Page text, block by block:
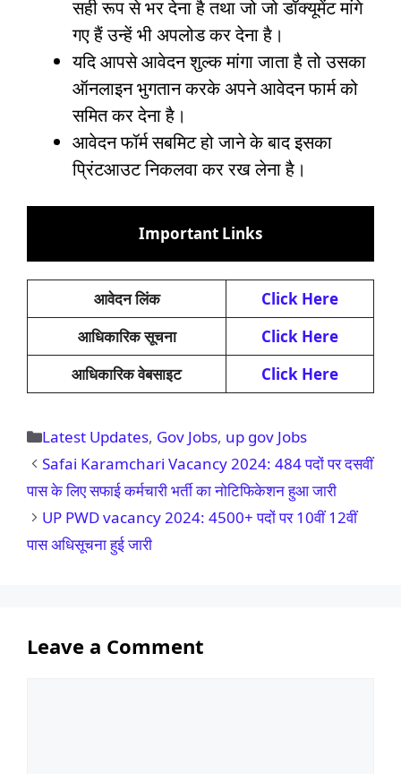
सही रूप से भर देना है तथा जो जो डॉक्यूमेंट मांगे
गए हैं उन्हें भी अपलोड कर देना है।
यदि आपसे आवेदन शुल्क मांगा जाता है तो उसका
ऑनलाइन भुगतान करके अपने आवेदन फार्म को
समित कर देना है।
आवेदन फॉर्म सबमिट हो जाने के बाद इसका
प्रिंटआउट निकलवा कर रख लेना है।
Important Links
आवेदन लिंक
Click Here
आधिकारिक सूचना
Click Here
आधिकारिक वेबसाइट
Click Here
Categories
Latest Updates, Gov Jobs, up gov Jobs
Safai Karamchari Vacancy 2024: 484 पदों पर दसवीं
पास के लिए सफाई कर्मचारी भर्ती का नोटिफिकेशन हुआ जारी
UP PWD vacancy 2024: 4500+ पदों पर 10वीं 12वीं
पास अधिसूचना हुई जारी
Leave a Comment